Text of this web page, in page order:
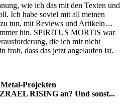
wie ich das mit den Texten und
Ich habe soviel mit all meinen
tun, mit Reviews und Artikeln…
hin. SPIRITUS MORTIS war
die ich mir nicht
froh, dass das jetzt angelaufen ist.
Projekten
RISING an? Und sonst...